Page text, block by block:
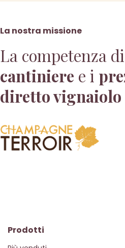
La nostra missione
La competenza
cantiniere e i
diretto
Prodotti